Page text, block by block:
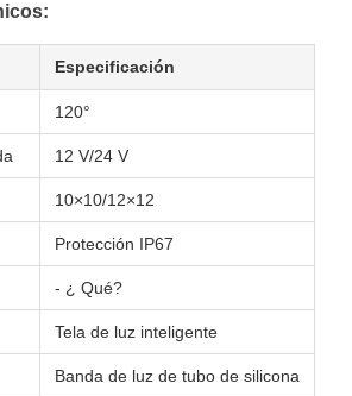
Especificación
120°
12 V/24 V
10×10/12×12
Protección IP67
- ¿ Qué?
Tela de luz inteligente
Banda de luz de tubo de silicona